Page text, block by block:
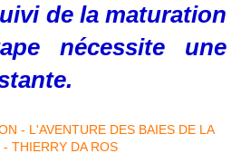
de la maturation
nécessite une